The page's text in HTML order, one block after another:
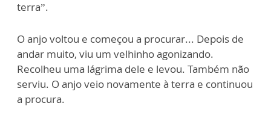
terra”.
O anjo voltou e começou a procurar... Depois de
andar muito, viu um velhinho agonizando.
Recolheu uma lágrima dele e levou. Também não
serviu. O anjo veio novamente à terra e continuou
a procura.